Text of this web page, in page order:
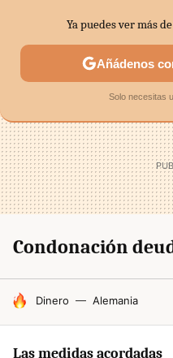
SECTORES ECONOMÍA
Condonación
HOY SE HABLA DE
Dinero Alemania
Las medidas acordadas
Ya puedes ver más
Añádenos
Solo necesitas